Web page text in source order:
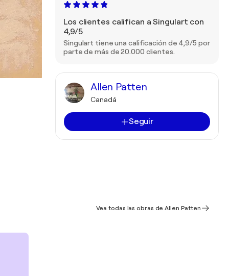
Los clientes califican a Singulart con
4,9/5
Singulart tiene una calificación de 4,9/5 por
parte de más de 20.000 clientes.
Allen Patten
Canadá
Seguir
Vea todas las obras de Allen Patten